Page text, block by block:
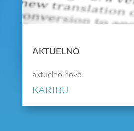
AKTUELNO
aktuelno novo
KARIBU